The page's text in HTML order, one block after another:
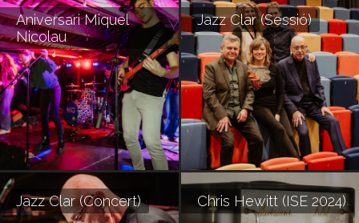
Aniversari Miquel
Nicolau
Jazz Clar (Sessió)
Jazz Clar (Concert) Chris Hewitt (ISE 2024)